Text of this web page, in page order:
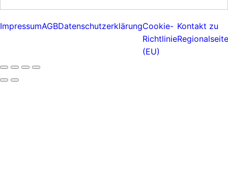
ImpressumAGBDatenschutzerklärungCookie-
Richtlinie
(EU)
Kontakt zu